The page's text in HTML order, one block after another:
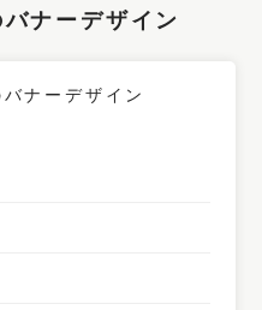
ナーデザイン